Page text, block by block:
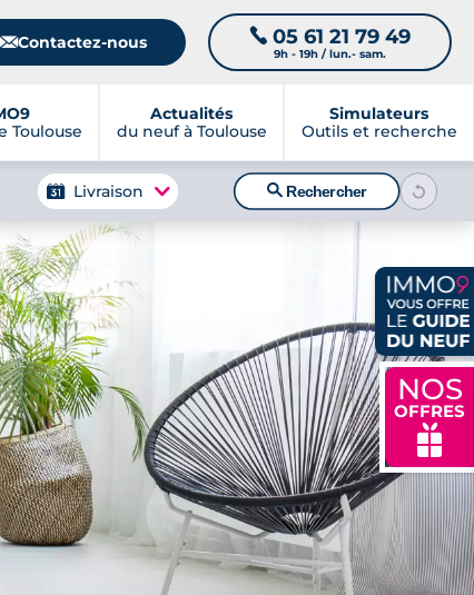
📧Contactez-nous 📞 05 61 21 79 49
9h - 19h / lun.- sam.
Toulouse
Actualités
du neuf à Toulouse
Simulateurs
Outils et recherche
NOS
OFFRES
🎁
Livraison 🔍Rechercher